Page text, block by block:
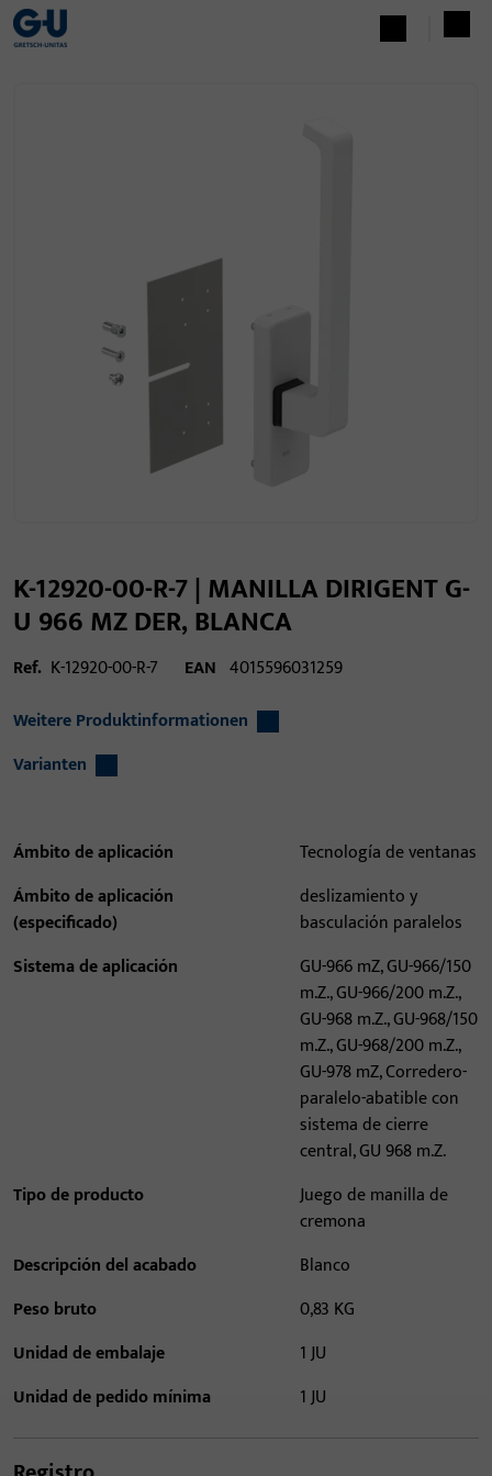
K-12920-00-R-7 | MANILLA DIRIGENT G-
U 966 MZ DER, BLANCA
Ref. K-12920-00-R-7 EAN 4015596031259
Weitere Produktinformationen
Varianten
Ámbito de aplicación
Tecnología de ventanas
Ámbito de aplicación
(especificado)
deslizamiento y
basculación paralelos
Sistema de aplicación
GU-966 mZ, GU-966/150
m.Z., GU-966/200 m.Z.,
GU-968 m.Z., GU-968/150
m.Z., GU-968/200 m.Z.,
GU-978 mZ, Corredero-
paralelo-abatible con
sistema de cierre
central, GU 968 m.Z.
Tipo de producto
Juego de manilla de
cremona
Descripción del acabado
Blanco
Peso bruto
0,83 KG
Unidad de embalaje
1 JU
Unidad de pedido mínima
1 JU